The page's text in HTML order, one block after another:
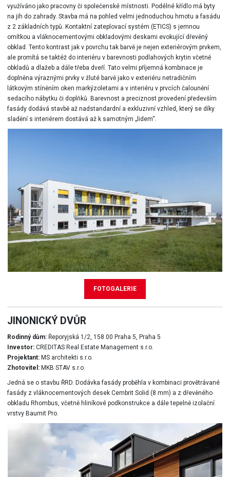
FOTOGALERIE
využíváno jako pracovny či společenské místnosti. Podélné křídlo má byty
na jih do zahrady. Stavba má na pohled velmi jednoduchou hmotu a fasádu
z 2 základních typů. Kontaktní zateplovací systém (ETICS) s jemnou
omítkou a vláknocementovými obkladovými deskami evokující dřevěný
obklad. Tento kontrast jak v povrchu tak barvě je nejen exteriérovým prvkem,
ale promítá se taktéž do interiéru v barevnosti podlahových krytin včetně
obkladů a dlažeb a dále třeba dveří. Tato velmi příjemná kombinace je
doplněna výraznými prvky v žluté barvě jako v exteriéru netradičním
látkovým stíněním oken markýzoletami a v interiéru v prvcích čalounění
sedacího nábytku či doplňků. Barevnost a preciznost provedení především
fasády dodává stavbě až nadstandardní a exkluzivní vzhled, který se díky
sladění s interiérem dostává až k samotným „lidem“.
JINONICKÝ DVŮR
Rodinný dům:Řeporyjská 1/2, 158 00 Praha 5, Praha 5
Investor:CREDITAS Real Estate Management s.r.o.
Projektant:MS architekti s.r.o.
Zhotovitel:MKB STAV s.r.o.
Jedná se o stavbu ŘRD. Dodávka fasády proběhla v kombinaci provětrávané
fasády z vláknocementových desek Cembrit Solid (8 mm) a z dřevěného
obkladu Rhombus, včetně hliníkové podkonstrukce a dále tepelně izolační
vrstvy Baumit Pro.